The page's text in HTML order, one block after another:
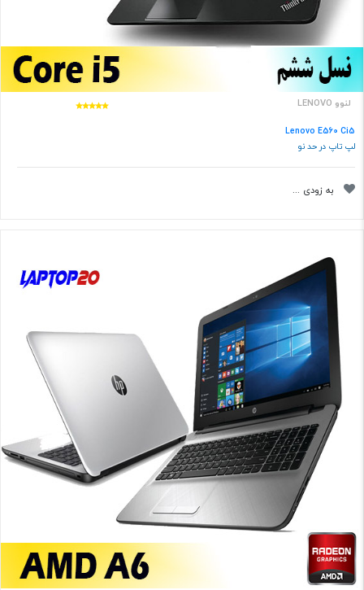
لنوو LENOVO
Lenovo E560 Ci5
لپ تاپ در حد نو
به زودی ...